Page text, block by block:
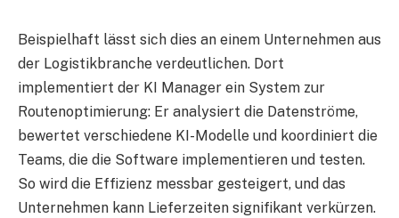
Beispielhaft lässt sich dies an einem Unternehmen aus
der Logistikbranche verdeutlichen. Dort
implementiert der KI Manager ein System zur
Routenoptimierung: Er analysiert die Datenströme,
bewertet verschiedene KI-Modelle und koordiniert die
Teams, die die Software implementieren und testen.
So wird die Effizienz messbar gesteigert, und das
Unternehmen kann Lieferzeiten signifikant verkürzen.